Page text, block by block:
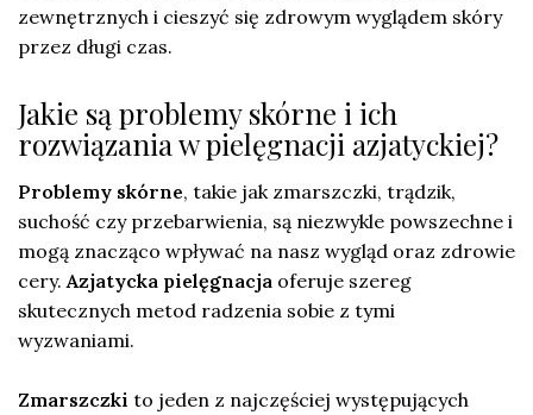
zewnętrznych i cieszyć się zdrowym wyglądem skóry
przez długi czas.
Jakie są problemy skórne i ich
rozwiązania w pielęgnacji azjatyckiej?
Problemy skórne, takie jak zmarszczki, trądzik,
suchość czy przebarwienia, są niezwykle powszechne i
mogą znacząco wpływać na nasz wygląd oraz zdrowie
cery. Azjatycka pielęgnacja oferuje szereg
skutecznych metod radzenia sobie z tymi
wyzwaniami.
Zmarszczki to jeden z najczęściej występujących